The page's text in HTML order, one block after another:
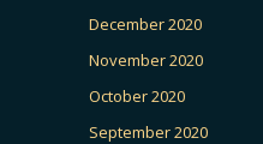
December 2020
November 2020
October 2020
September 2020